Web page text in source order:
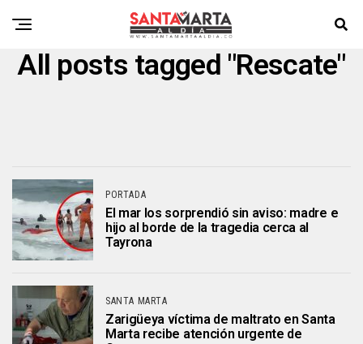
All posts tagged "Rescate"
PORTADA
El mar los sorprendió sin aviso: madre e
hijo al borde de la tragedia cerca al
Tayrona
SANTA MARTA
Zarigüeya víctima de maltrato en Santa
Marta recibe atención urgente de